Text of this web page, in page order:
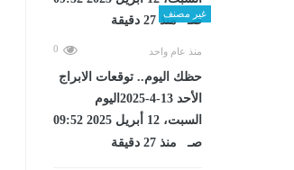
غير مصنف
منذ عام واحد 0
حظك اليوم.. توقعات الابراج
الأحد 13-4-2025اليوم
السبت، 12 أبريل 2025 09:52
صـ منذ 27 دقيقة